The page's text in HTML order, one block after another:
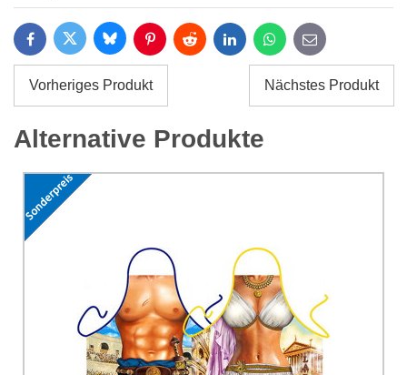
Titel:
Name:*
Ich stimme der Verarbeitung der im Formular angegebenen
personenbezogenen Daten zum Zwecke der Absendung
einverstanden. Ich habe dieDatenschutzbedingungen
Bomba s.r.o. zur Kenntnis genommen.*
(Erforderlich)
*
Ihre E-Mail:*
Ihre Frage zum Produkt:
(Erforderlich)
FacebookTwitter BlueskyPinterestReddit LinkedInWhatsApp
E-
mail
Vorheriges Produkt Nächstes Produkt
Alternative Produkte